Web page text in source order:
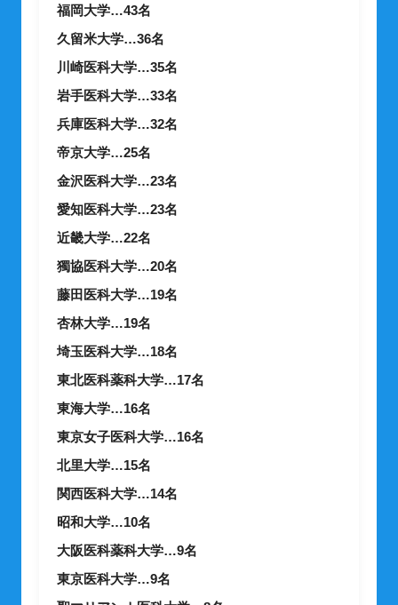
福岡大学…43名
久留米大学…36名
川崎医科大学…35名
岩手医科大学…33名
兵庫医科大学…32名
帝京大学…25名
金沢医科大学…23名
愛知医科大学…23名
近畿大学…22名
獨協医科大学…20名
藤田医科大学…19名
杏林大学…19名
埼玉医科大学…18名
東北医科薬科大学…17名
東海大学…16名
東京女子医科大学…16名
北里大学…15名
関西医科大学…14名
昭和大学…10名
大阪医科薬科大学…9名
東京医科大学…9名